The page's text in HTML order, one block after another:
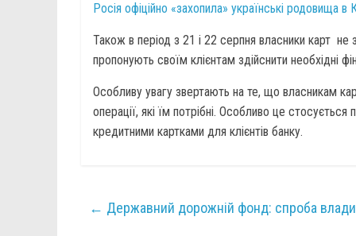
Росія офіційно «захопила» українські родовища в
Також в період з 21 і 22 серпня власники карт
пропонують своїм клієнтам здійснити необхідні
Особливу увагу звертають на те, що власникам
операції, які їм потрібні. Особливо це
кредитними картками для клієнтів банку.
← Державний дорожній фонд: спроба